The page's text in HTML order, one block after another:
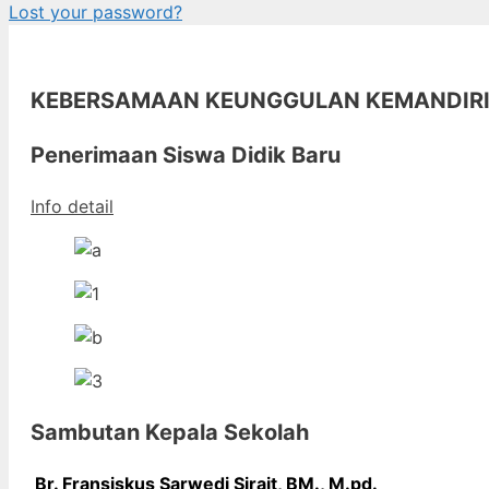
Lost your password?
KEBERSAMAAN KEUNGGULAN
Penerimaan Siswa Didik Baru
Info detail
Sambutan Kepala Sekolah
Br. Fransiskus Sarwedi Sirait, BM., M.pd.